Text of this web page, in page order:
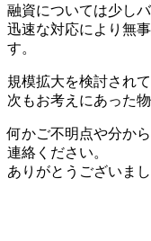
融資については少し
迅速な対応により無
す。
規模拡大を検討され
次もお考えにあった
何かご不明点や分か
連絡ください。
ありがとうございまし